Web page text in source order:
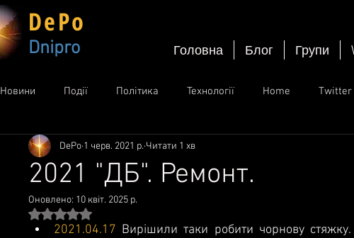
DePo
Dnipro Головна Блог Групи
Новини Події Політика Технології Home Twitter
2021 "ДБ". Ремонт.
DePo 1 черв. 2021 р. Читати 1 хв
Оновлено: 10 квіт. 2025 р.
Оцінка: NaN з 5 зірок.
2021.04.17 Вирішили таки робити чорнову